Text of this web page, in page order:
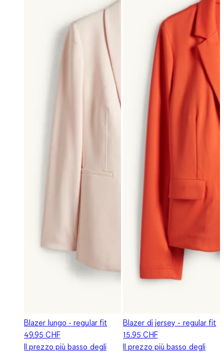
Blazer lungo - regular fit
49.95 CHF
Il prezzo più basso degli
Blazer di jersey - regular fit
15.95 CHF
Il prezzo più basso degli